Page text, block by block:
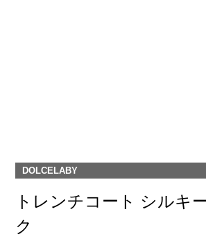
DOLCELABY
トレンチコート シルキ
ク